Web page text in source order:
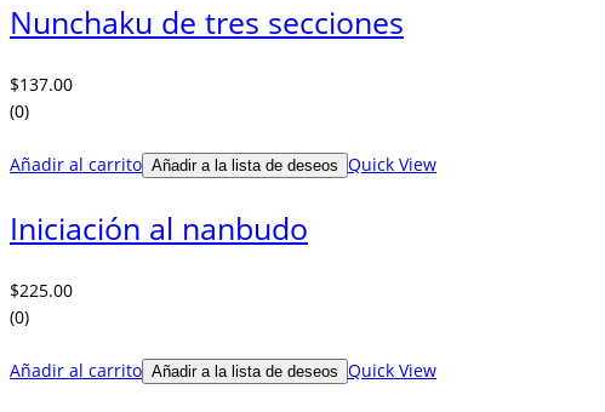
Nunchaku de tres secciones
$137.00
(0)
Añadir al carrito Añadir a la lista de deseos Quick View
Iniciación al nanbudo
$225.00
(0)
Añadir al carrito Añadir a la lista de deseos Quick View